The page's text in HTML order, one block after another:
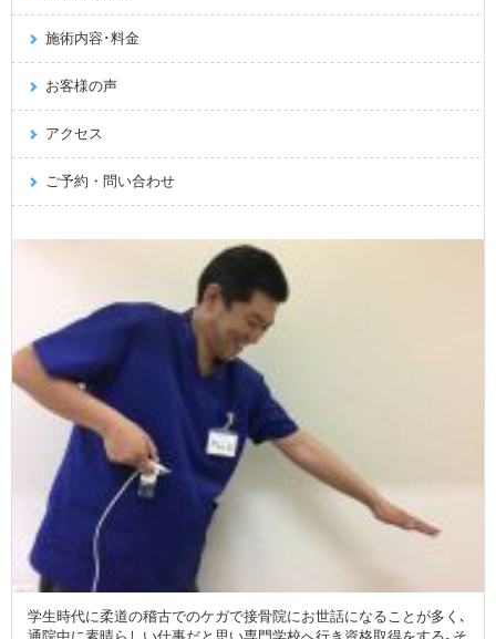
施術内容･料金
お客様の声
アクセス
ご予約・問い合わせ
学生時代に柔道の稽古でのケガで接骨院にお世話になることが多く､